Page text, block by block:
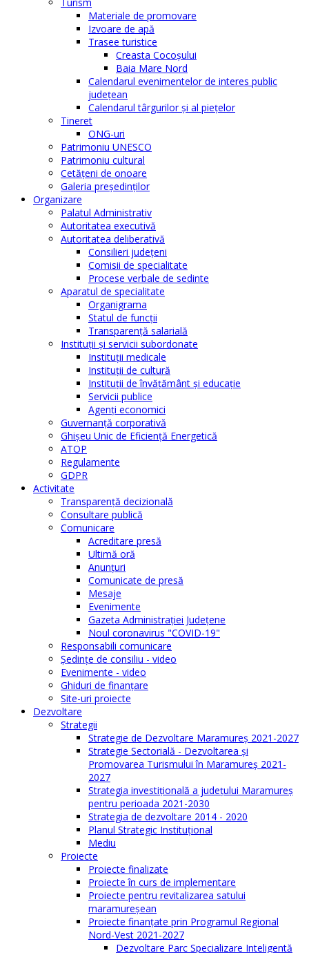
Materiale de promovare
Izvoare de apă
Trasee turistice
Creasta Cocoșului
Baia Mare Nord
Calendarul evenimentelor de interes public
judeţean
Calendarul târgurilor şi al pieţelor
Tineret
ONG-uri
Patrimoniu UNESCO
Patrimoniu cultural
Cetăţeni de onoare
Galeria președinților
Organizare
Palatul Administrativ
Autoritatea executivă
Autoritatea deliberativă
Consilieri judeţeni
Comisii de specialitate
Procese verbale de sedinte
Aparatul de specialitate
Organigrama
Statul de funcții
Transparență salarială
Instituţii şi servicii subordonate
Instituţii medicale
Instituţii de cultură
Instituţii de învăţământ şi educaţie
Servicii publice
Agenţi economici
Guvernanță corporativă
Ghişeu Unic de Eficienţă Energetică
ATOP
Regulamente
GDPR
Activitate
Transparenţă decizională
Consultare publică
Comunicare
Acreditare presă
Ultimă oră
Anunţuri
Comunicate de presă
Mesaje
Evenimente
Gazeta Administraţiei Judeţene
Noul coronavirus "COVID-19"
Responsabili comunicare
Şedinţe de consiliu - video
Evenimente - video
Ghiduri de finanţare
Site-uri proiecte
Dezvoltare
Strategii
Strategie de Dezvoltare Maramureș 2021-2027
Strategie Sectorială - Dezvoltarea și
Promovarea Turismului în Maramureș 2021-
2027
Strategia investiţională a județului Maramureș
pentru perioada 2021-2030
Strategia de dezvoltare 2014 - 2020
Planul Strategic Instituţional
Mediu
Proiecte
Proiecte finalizate
Proiecte în curs de implementare
Proiecte pentru revitalizarea satului
maramureşean
Proiecte finanțate prin Programul Regional
Nord-Vest 2021-2027
Dezvoltare Parc Specializare Inteligentă